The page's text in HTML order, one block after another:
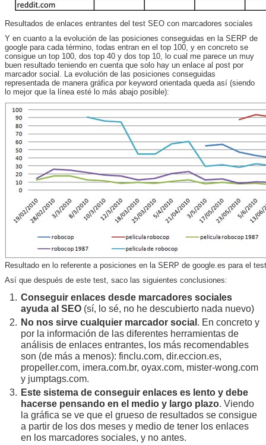
Resultados de enlaces entrantes del test SEO con marcadores sociales
Y en cuanto a la evolución de las posiciones conseguidas en la SERP de
google para cada término, todas entran en el top 100, y en concreto se
consigue un top 100, dos top 40 y dos top 10, lo cual me parece un muy
buen resultado teniendo en cuenta que solo hay un enlace al post por
marcador social. La evolución de las posiciones conseguidas
representada de manera gráfica por keyword orientada queda así (siendo
lo mejor que la línea esté lo más abajo posible):
Resultado en lo referente a posiciones en la SERP de google.es para el
Así que después de este test, saco las siguientes conclusiones:
Conseguir enlaces desde marcadores sociales
ayuda al SEO (sí, lo sé, no he descubierto nada nuevo)
No nos sirve cualquier marcador social . En concreto y
por la información de las diferentes herramientas de
análisis de enlaces entrantes, los más recomendables
son (de más a menos): finclu.com, dir.eccion.es,
propeller.com, imera.com.br, oyax.com, mister-wong.com
y jumptags.com.
Este sistema de conseguir enlaces es lento y debe
hacerse pensando en el medio y largo plazo. Viendo
la gráfica se ve que el grueso de resultados se consigue
a partir de los dos meses y medio de tener los enlaces
en los marcadores sociales, y no antes.